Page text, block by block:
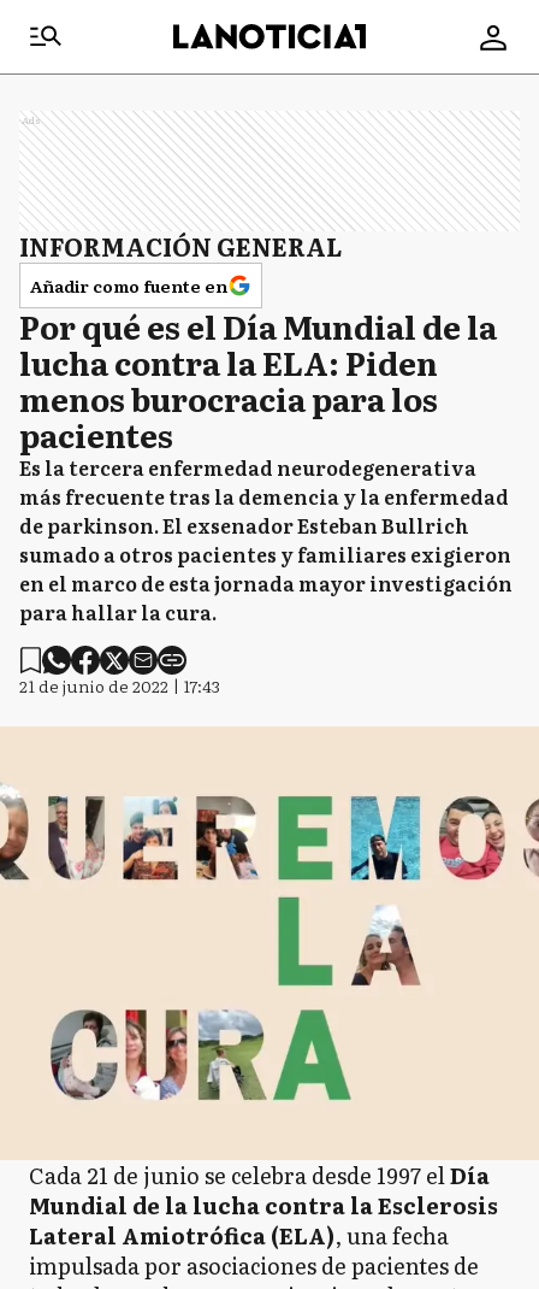
Ads
INFORMACIÓN GENERAL
Añadir como fuente en
Por qué es el Día Mundial de la
lucha contra la ELA: Piden
menos burocracia para los
pacientes
Es la tercera enfermedad neurodegenerativa
más frecuente tras la demencia y la enfermedad
de parkinson. El exsenador Esteban Bullrich
sumado a otros pacientes y familiares exigieron
en el marco de esta jornada mayor investigación
para hallar la cura.
21 de junio de 2022 | 17:43
Cada 21 de junio se celebra desde 1997 elDía
Mundial de la lucha contra la Esclerosis
Lateral Amiotrófica (ELA), una fecha
impulsada por asociaciones de pacientes de